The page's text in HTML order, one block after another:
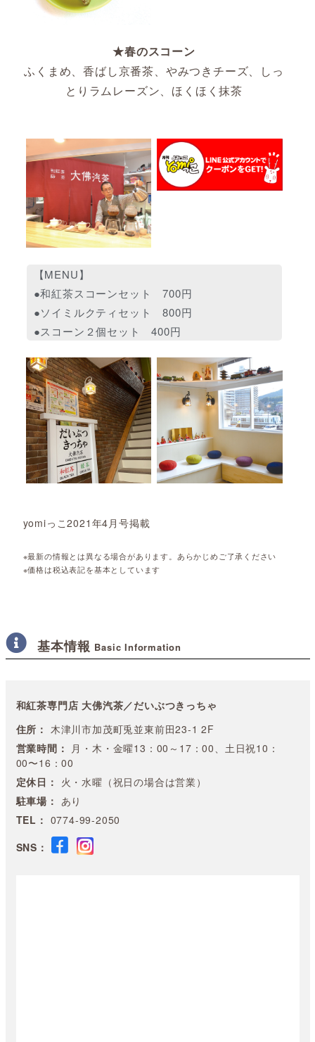
★春のスコーン
ふくまめ、香ばし京番茶、やみつきチーズ、しっ
とりラムレーズン、ほくほく抹茶
【MENU】
●和紅茶スコーンセット 700円
●ソイミルクティセット 800円
●スコーン２個セット 400円
yomiっこ2021年4月号掲載
※最新の情報とは異なる場合があります。あらかじめご了承ください
※価格は税込表記を基本としています
基本情報 Basic Information
和紅茶専門店 大佛汽茶／だいぶつきっちゃ
住所： 木津川市加茂町兎並東前田23-1 2F
営業時間： 月・木・金曜13：00～17：00、土日祝10：
00〜16：00
定休日： 火・水曜（祝日の場合は営業）
駐車場： あり
TEL： 0774-99-2050
SNS：